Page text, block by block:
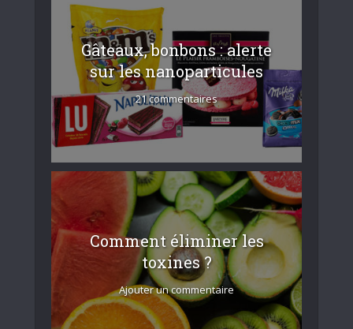
Gâteaux, bonbons : alerte
sur les nanoparticules
21 commentaires
Comment éliminer les
toxines ?
Ajouter un commentaire